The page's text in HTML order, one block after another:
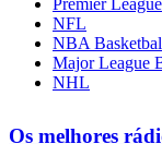
Premier League
NFL
NBA
Major League
NHL
Os melhores